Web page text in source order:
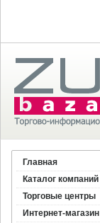
Главная
Каталог компаний
Торговые центры
Интернет-магазин